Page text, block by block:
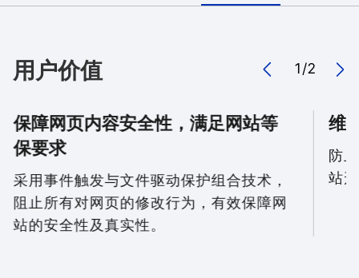
用户价值 1/2
保障网页内容安全性，满足网站等
保要求
采用事件触发与文件驱动保护组合技术，
阻止所有对网页的修改行为，有效保障网
站的安全性及真实性。
维
防
站